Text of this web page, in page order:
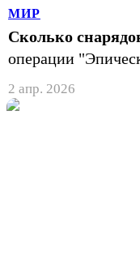
МИР
Сколько
операции
2 апр. 2026